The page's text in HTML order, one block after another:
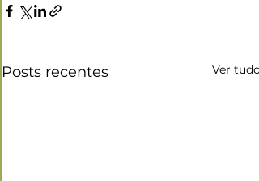
Posts recentes Ver tudo